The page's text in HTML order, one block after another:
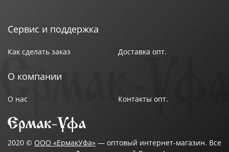
Сервис и поддержка
Как сделать заказ Доставка опт.
О компании
О нас Контакты опт.
2020 © ООО «ЕрмакУфа» — оптовый интернет-магазин. Все